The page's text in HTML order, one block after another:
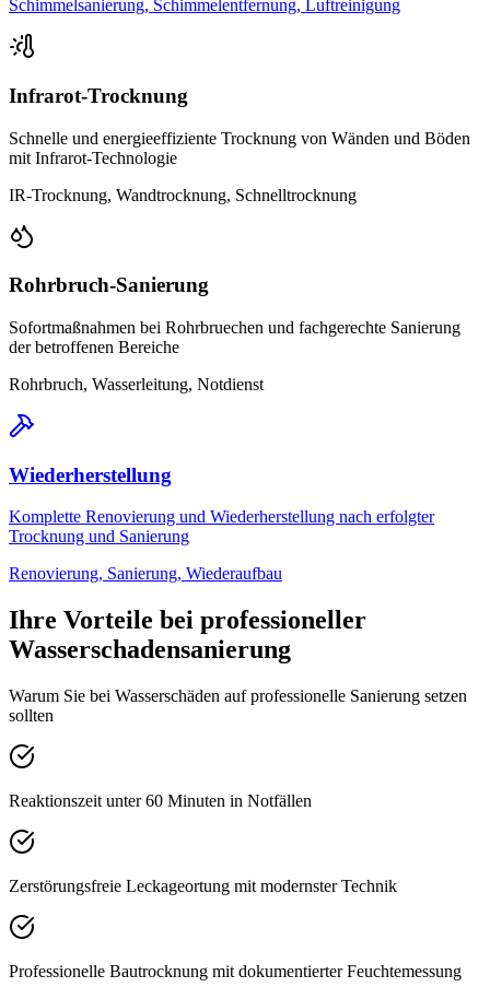
Schimmelsanierung, Schimmelentfernung, Luftreinigung
Infrarot-Trocknung
Schnelle und energieeffiziente Trocknung von Wänden und Böden
mit Infrarot-Technologie
IR-Trocknung, Wandtrocknung, Schnelltrocknung
Rohrbruch-Sanierung
Sofortmaßnahmen bei Rohrbruechen und fachgerechte Sanierung
der betroffenen Bereiche
Rohrbruch, Wasserleitung, Notdienst
Wiederherstellung
Komplette Renovierung und Wiederherstellung nach erfolgter
Trocknung und Sanierung
Renovierung, Sanierung, Wiederaufbau
Ihre Vorteile bei professioneller
Wasserschadensanierung
Warum Sie bei Wasserschäden auf professionelle Sanierung setzen
sollten
Reaktionszeit unter 60 Minuten in Notfällen
Zerstörungsfreie Leckageortung mit modernster Technik
Professionelle Bautrocknung mit dokumentierter Feuchtemessung